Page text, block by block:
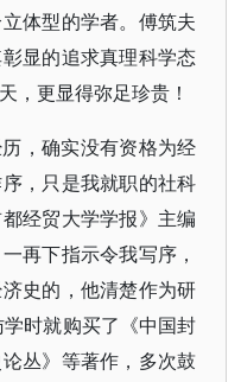
体型的学者。傅筑夫
显的追求真理科学态
，更显得弥足珍贵！
，确实没有资格为经
，只是我就职的社科
经贸大学学报》主编
再下指示令我写序，
史的，他清楚作为研
时就购买了《中国封
丛》等著作，多次鼓